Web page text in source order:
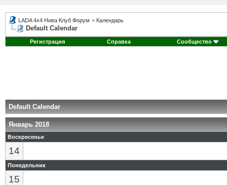
LADA 4x4 Нива Клуб Форум > Календарь
Default Calendar
Регистрация Справка Сообщество
Default Calendar
Январь 2018
Воскресенье
14
Понедельник
15